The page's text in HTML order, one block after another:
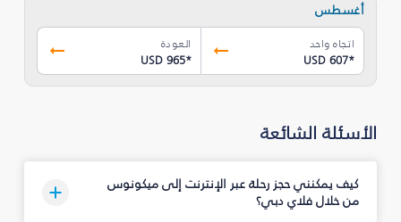
أغسطس
اتجاه واحد
USD 607*
العودة
USD 965*
الأسئلة الشائعة
كيف يمكنني حجز رحلة عبر الإنترنت إلى ميكونوس
من خلال فلاي دبي؟